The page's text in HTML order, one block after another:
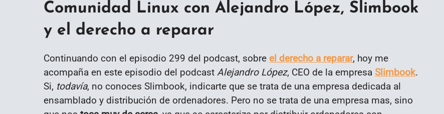
Comunidad Linux con Alejandro López, Slimbook
y el derecho a reparar
Continuando con el episodio 299 del podcast, sobre el derecho a reparar, hoy me
acompaña en este episodio del podcast Alejandro López, CEO de la empresa Slimbook.
Si, todavía, no conoces Slimbook, indicarte que se trata de una empresa dedicada al
ensamblado y distribución de ordenadores. Pero no se trata de una empresa mas, sino